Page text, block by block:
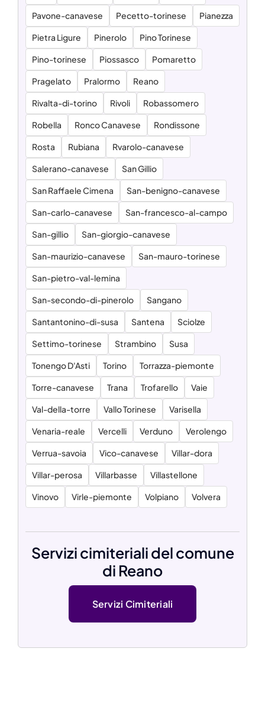
Pavone-canavese Pecetto-torinese Pianezza
Pietra Ligure Pinerolo Pino Torinese
Pino-torinese Piossasco Pomaretto
Pragelato Pralormo Reano
Rivalta-di-torino Rivoli Robassomero
Robella Ronco Canavese Rondissone
Rosta Rubiana Rvarolo-canavese
Salerano-canavese San Gillio
San Raffaele Cimena San-benigno-canavese
San-carlo-canavese San-francesco-al-campo
San-gillio San-giorgio-canavese
San-maurizio-canavese San-mauro-torinese
San-pietro-val-lemina
San-secondo-di-pinerolo Sangano
Santantonino-di-susa Santena Sciolze
Settimo-torinese Strambino Susa
Tonengo D'Asti Torino Torrazza-piemonte
Torre-canavese Trana Trofarello Vaie
Val-della-torre Vallo Torinese Varisella
Venaria-reale Vercelli Verduno Verolengo
Verrua-savoia Vico-canavese Villar-dora
Villar-perosa Villarbasse Villastellone
Vinovo Virle-piemonte Volpiano Volvera
Servizi cimiteriali del comune
di Reano
Servizi Cimiteriali